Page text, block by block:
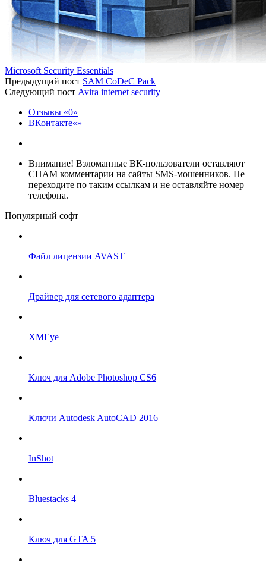
Microsoft Security Essentials
Предыдущий пост SAM CoDeC Pack
Следующий пост Avira internet security
Отзывы
0
ВКонтакте
Внимание! Взломанные ВК-пользователи оставляют
СПАМ комментарии на сайты SMS-мошенников. Не
переходите по таким ссылкам и не оставляйте номер
телефона.
Популярный софт
Файл лицензии AVAST
Драйвер для сетевого адаптера
XMEye
Ключ для Adobe Photoshop CS6
Ключи Autodesk AutoCAD 2016
InShot
Bluestacks 4
Ключ для GTA 5